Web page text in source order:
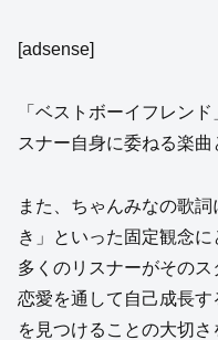
[adsense]
「ベストボーイフレン
スナー自身に委ねる楽曲
また、ちゃんみなの歌
き」といった固定観念に
多くのリスナーがそのス
恋愛を通して自己成長
を見つけることの大切